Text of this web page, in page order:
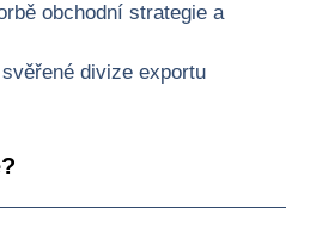
obchodní strategie a
divize exportu